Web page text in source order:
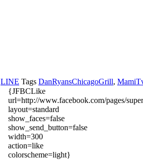
LINE Tags DanRyansChicagoGrill,
{JFBCLike
url=http://www.facebook.com/pages/
layout=standard
show_faces=false
show_send_button=false
width=300
action=like
colorscheme=light}